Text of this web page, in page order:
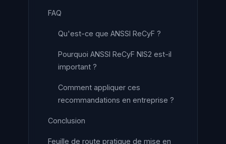
FAQ
Qu'est-ce que ANSSI ReCyF ?
Pourquoi ANSSI ReCyF NIS2 est-il
important ?
Comment appliquer ces
recommandations en entreprise ?
Conclusion
Feuille de route pratique de mise en